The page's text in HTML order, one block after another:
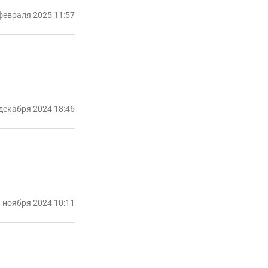
2025 11:57
2024 18:46
ноября 2024 10:11